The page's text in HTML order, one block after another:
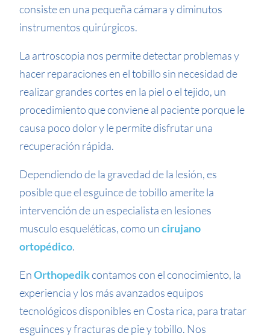
consiste en una pequeña cámara y diminutos
instrumentos quirúrgicos.
La artroscopia nos permite detectar problemas y
hacer reparaciones en el tobillo sin necesidad de
realizar grandes cortes en la piel o el tejido, un
procedimiento que conviene al paciente porque le
causa poco dolor y le permite disfrutar una
recuperación rápida.
Dependiendo de la gravedad de la lesión, es
posible que el esguince de tobillo amerite la
intervención de un especialista en lesiones
musculo esqueléticas, como uncirujano
ortopédico.
EnOrthopedikcontamos con el conocimiento, la
experiencia y los más avanzados equipos
tecnológicos disponibles en Costa rica, para tratar
esguinces y fracturas de pie y tobillo. Nos